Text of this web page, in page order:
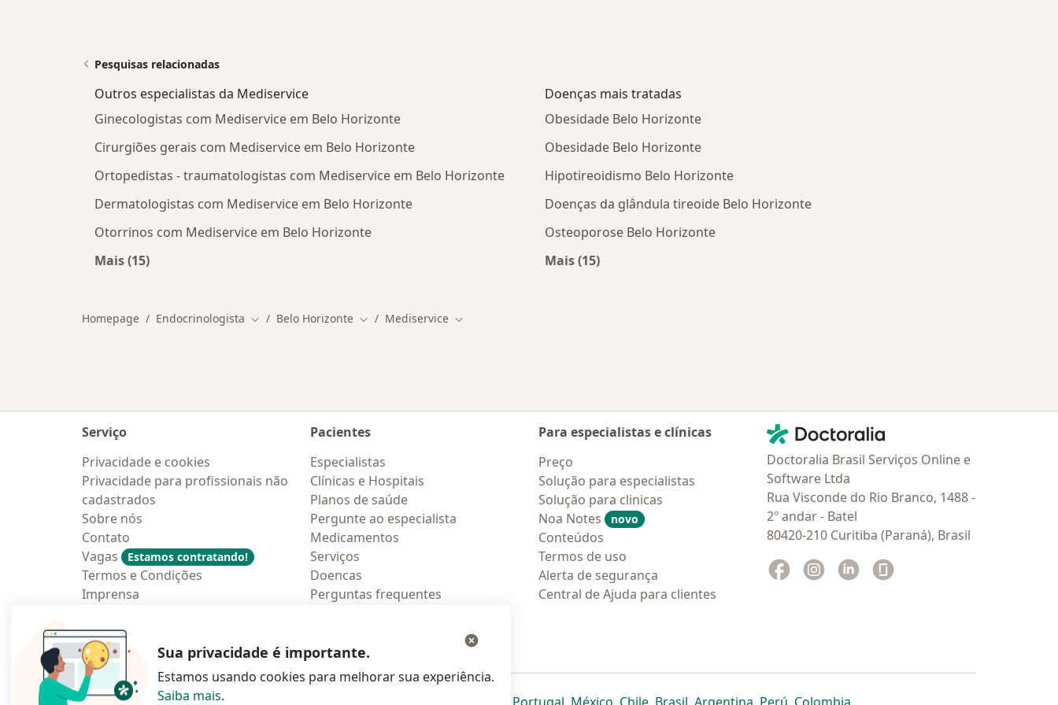
Pesquisas relacionadas
Outros especialistas da Mediservice
Ginecologistas com Mediservice em Belo Horizonte
Cirurgiões gerais com Mediservice em Belo Horizonte
Ortopedistas - traumatologistas com Mediservice em Belo Horizonte
Dermatologistas com Mediservice em Belo Horizonte
Otorrinos com Mediservice em Belo Horizonte
Mais (15)
Doenças mais tratadas
Obesidade Belo Horizonte
Obesidade Belo Horizonte
Hipotireoidismo Belo Horizonte
Doenças da glândula tireoide Belo Horizonte
Osteoporose Belo Horizonte
Mais (15)
Homepage Endocrinologista Mudar de cidade
Belo Horizonte Mudar de cidade
Mediservice Mudar de cidade
Serviço
Privacidade e cookies
Privacidade para profissionais não
cadastrados
Sobre nós
Contato
Vagas
Estamos contratando!
Termos e Condições
Imprensa
Pacientes
Especialistas
Clínicas e Hospitais
Planos de saúde
Pergunte ao especialista
Medicamentos
Serviços
Doencas
Perguntas frequentes
Para especialistas e clínicas
Preço
Solução para especialistas
Solução para clinicas
Noa Notes
novo
Conteúdos
Termos de uso
Alerta de segurança
Central de Ajuda para clientes
Contato
Doctoralia - Homepage
Doctoralia Brasil Serviços Online e
Software Ltda
Rua Visconde do Rio Branco, 1488 -
2º andar - Batel
80420-210 Curitiba (Paraná), Brasil
Facebook
abre num novo separador
Instagram
abre num novo separador
Linkedin
abre num novo separador
abre num novo separadorabre num novo separador
abre num novo separador
abre num novo separador
abre num novo separador
abre num novo separador
abre num novo separador
abre num novo separador
abre num novo separador
abre num novo separador
Sua privacidade é importante.
Estamos usando cookies para melhorar sua experiência.
Saiba mais.